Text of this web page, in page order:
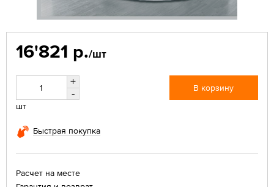
16'821 р./шт
+
-
шт
В корзину
Быстрая покупка
Расчет на месте